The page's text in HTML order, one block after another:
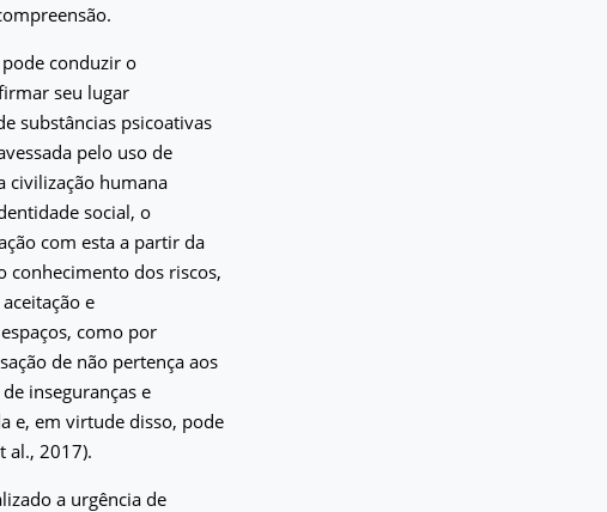
conduzir o
seu lugar
substâncias psicoativas
pelo uso de
civilização humana
social, o
com esta a partir da
conhecimento dos riscos,
e
como por
de não pertença aos
inseguranças e
e, em virtude disso, pode
al., 2017).
a urgência de